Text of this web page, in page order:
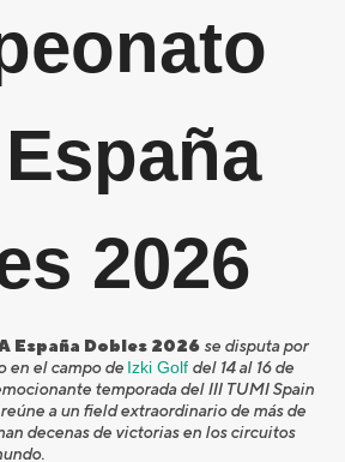
2026
España Dobles 2026 se disputa por
en el campo de Izki Golf del 14 al 16 de
temporada del III TUMI Spain
a un field extraordinario de más de
decenas de victorias en los circuitos